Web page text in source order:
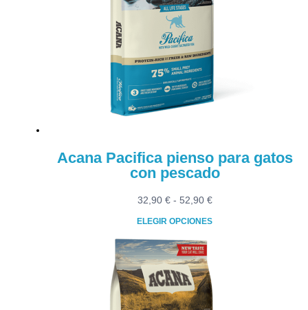
Las
opciones
se
pueden
elegir
en
Acana Pacifica pienso para gatos
con pescado
32,90 € - 52,90 €Rango
52,90 €
ELEGIR OPCIONES
Este
producto
tiene
múltiples
variantes.